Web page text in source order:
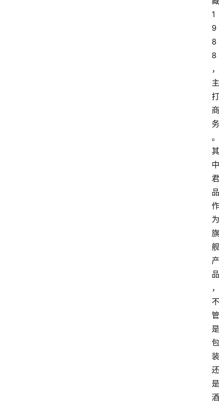
1
9
8
8
，
主
打
商
务
。
其
中
君
品
作
为
旗
舰
产
品
，
不
管
是
包
装
还
是
酒